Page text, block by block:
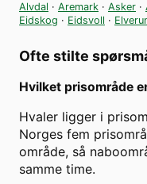
Alvdal · Aremark · Asker ·
Eidskog · Eidsvoll ·
Ofte stilte
Hvilket prisområde
Hvaler ligger i
Norges fem
område, så
samme time.